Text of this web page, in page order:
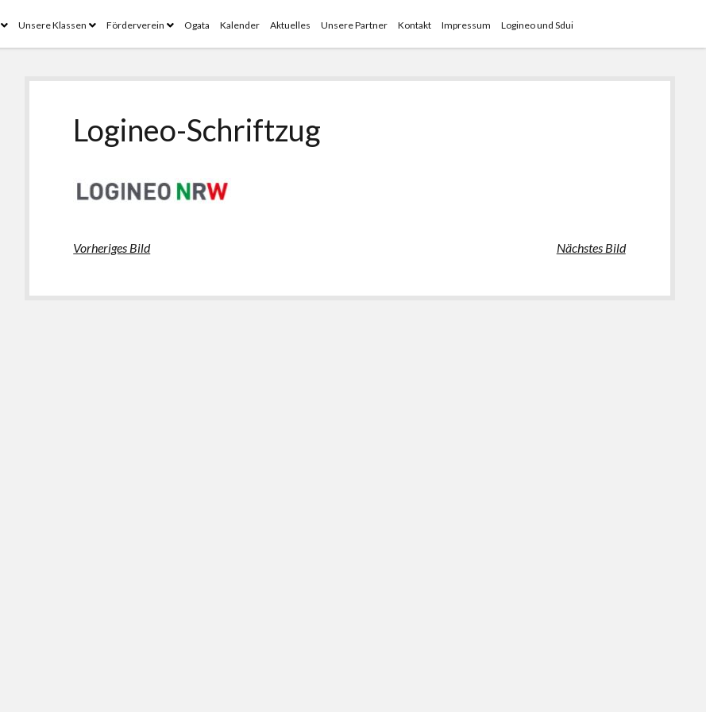
MenüUnsere Klassen MenüFörderverein MenüOgata Kalender Aktuelles Unsere Partner Kontakt Impressum Logineo und Sdui
Logineo-Schriftzug
Vorheriges Bild Nächstes Bild